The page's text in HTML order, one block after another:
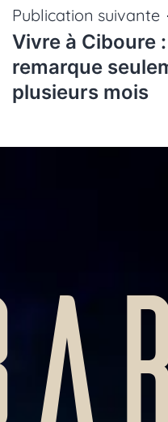
Publication suivante
Vivre à Ciboure :
remarque
plusieurs mois